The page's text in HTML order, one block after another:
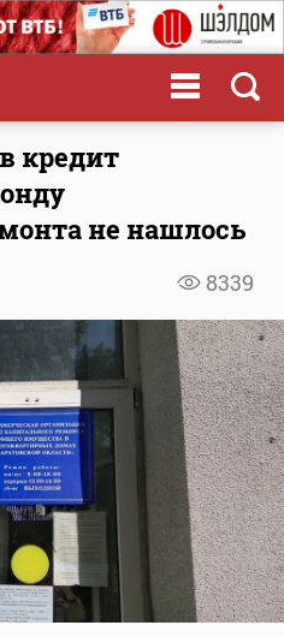
кредит
не нашлось
8339